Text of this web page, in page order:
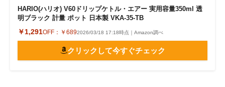
HARIO(ハリオ) V60ドリップケトル・エアー 実用容量350ml 透
明ブラック 計量 ポット 日本製 VKA-35-TB
￥1,291OFF： ￥6892026/03/18 17:18時点｜Amazon調べ
クリックして今すぐチェック